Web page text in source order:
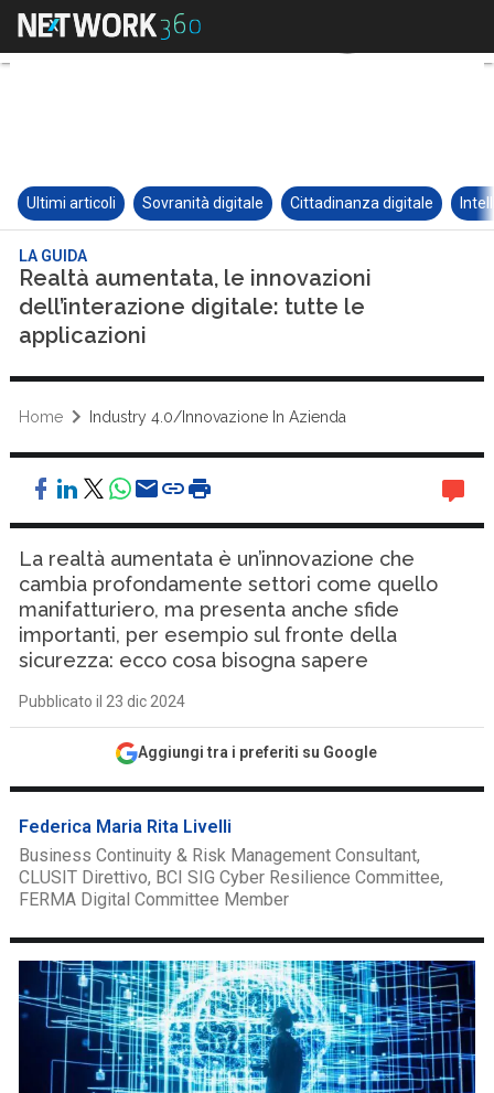
Ultimi articoli Sovranità digitale Cittadinanza digitale
LA GUIDA
Realtà aumentata, le innovazioni
dell’interazione digitale: tutte le
applicazioni
Home Industry 4.0/Innovazione In Azienda
La realtà aumentata è un’innovazione che
cambia profondamente settori come quello
manifatturiero, ma presenta anche sfide
importanti, per esempio sul fronte della
sicurezza: ecco cosa bisogna sapere
Pubblicato il 23 dic 2024
Aggiungi tra i preferiti su Google
Federica Maria Rita Livelli
Business Continuity & Risk Management Consultant,
CLUSIT Direttivo, BCI SIG Cyber Resilience Committee,
FERMA Digital Committee Member